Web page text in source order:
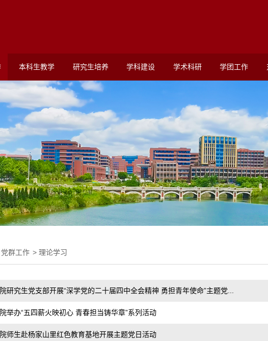
本科生教学 研究生培养 学科建设 学术科研 学团工作
党群工作 > 理论学习
研究生党支部开展“深学党的二十届四中全会精神 勇担青年使命”主题党...
举办“五四薪火映初心 青春担当铸华章”系列活动
师生赴杨家山里红色教育基地开展主题党日活动